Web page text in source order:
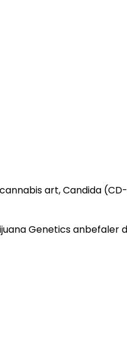
art, Candida
Genetics anbefaler